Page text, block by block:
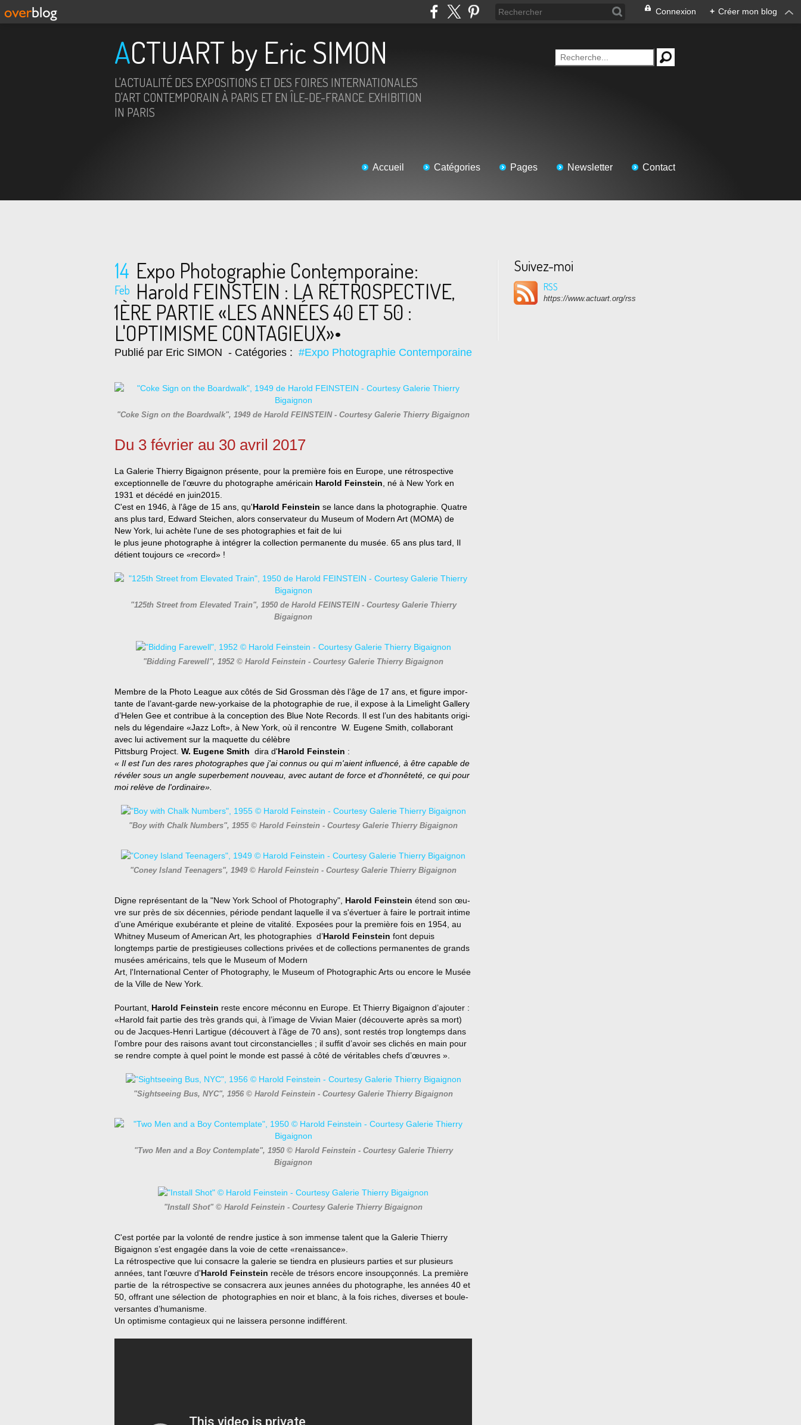
Connexion + Créer mon blog
ACTUART by Eric SIMON
L'ACTUALITÉ DES EXPOSITIONS ET DES FOIRES INTERNATIONALES
D'ART CONTEMPORAIN À PARIS ET EN ÎLE-DE-FRANCE. EXHIBITION
IN PARIS
Accueil Catégories Pages Newsletter Contact
14
Feb
Expo Photographie Contemporaine:
Harold FEINSTEIN : LA RÉTROSPECTIVE,
1ÈRE PARTIE «LES ANNÉES 40 ET 50 :
L'OPTIMISME CONTAGIEUX»•
Publié par Eric SIMON - Catégories : #Expo Photographie Contemporaine
"Coke Sign on the Boardwalk", 1949 de Harold FEINSTEIN - Courtesy Galerie Thierry Bigaignon
Du 3 février au 30 avril 2017
La Galerie Thierry Bigaignon présente, pour la première fois en Europe, une rétrospective
exceptionnelle de l'œuvre du photographe américain Harold Feinstein , né à New York en
1931 et décédé en juin2015.
C'est en 1946, à l'âge de 15 ans, qu'Harold Feinstein se lance dans la photographie. Quatre
ans plus tard, Edward Steichen, alors conservateur du Museum of Modern Art (MOMA) de
New York, lui achète l'une de ses photographies et fait de lui
le plus jeune photographe à intégrer la collection permanente du musée. 65 ans plus tard, Il
détient toujours ce «record» !
"125th Street from Elevated Train", 1950 de Harold FEINSTEIN - Courtesy Galerie Thierry
Bigaignon
"Bidding Farewell", 1952 © Harold Feinstein - Courtesy Galerie Thierry Bigaignon
Membre de la Photo League aux côtés de Sid Grossman dès l’âge de 17 ans, et figure impor-
tante de l’avant-garde new-yorkaise de la photographie de rue, il expose à la Limelight Gallery
d’Helen Gee et contribue à la conception des Blue Note Records. Il est l’un des habitants origi-
nels du légendaire «Jazz Loft», à New York, où il rencontre W. Eugene Smith, collaborant
avec lui activement sur la maquette du célèbre
Pittsburg Project. W. Eugene Smith dira d'Harold Feinstein :
« Il est l'un des rares photographes que j'ai connus ou qui m'aient influencé, à être capable de
révéler sous un angle superbement nouveau, avec autant de force et d'honnêteté, ce qui pour
moi relève de l'ordinaire».
"Boy with Chalk Numbers", 1955 © Harold Feinstein - Courtesy Galerie Thierry Bigaignon
"Coney Island Teenagers", 1949 © Harold Feinstein - Courtesy Galerie Thierry Bigaignon
Digne représentant de la "New York School of Photography", Harold Feinstein étend son œu-
vre sur près de six décennies, période pendant laquelle il va s'évertuer à faire le portrait intime
d’une Amérique exubérante et pleine de vitalité. Exposées pour la première fois en 1954, au
Whitney Museum of American Art, les photographies d’Harold Feinstein font depuis
longtemps partie de prestigieuses collections privées et de collections permanentes de grands
musées américains, tels que le Museum of Modern
Art, l'International Center of Photography, le Museum of Photographic Arts ou encore le Musée
de la Ville de New York.
Pourtant, Harold Feinstein reste encore méconnu en Europe. Et Thierry Bigaignon d’ajouter :
«Harold fait partie des très grands qui, à l’image de Vivian Maier (découverte après sa mort)
ou de Jacques-Henri Lartigue (découvert à l’âge de 70 ans), sont restés trop longtemps dans
l’ombre pour des raisons avant tout circonstancielles ; il suffit d’avoir ses clichés en main pour
se rendre compte à quel point le monde est passé à côté de véritables chefs d’œuvres ».
"Sightseeing Bus, NYC", 1956 © Harold Feinstein - Courtesy Galerie Thierry Bigaignon
"Two Men and a Boy Contemplate", 1950 © Harold Feinstein - Courtesy Galerie Thierry
Bigaignon
"Install Shot" © Harold Feinstein - Courtesy Galerie Thierry Bigaignon
C'est portée par la volonté de rendre justice à son immense talent que la Galerie Thierry
Bigaignon s’est engagée dans la voie de cette «renaissance».
La rétrospective que lui consacre la galerie se tiendra en plusieurs parties et sur plusieurs
années, tant l'œuvre d'Harold Feinstein recèle de trésors encore insoupçonnés. La première
partie de la rétrospective se consacrera aux jeunes années du photographe, les années 40 et
50, offrant une sélection de photographies en noir et blanc, à la fois riches, diverses et boule-
versantes d’humanisme.
Un optimisme contagieux qui ne laissera personne indifférent.
Suivez-moi
RSS
https://www.actuart.org/rss